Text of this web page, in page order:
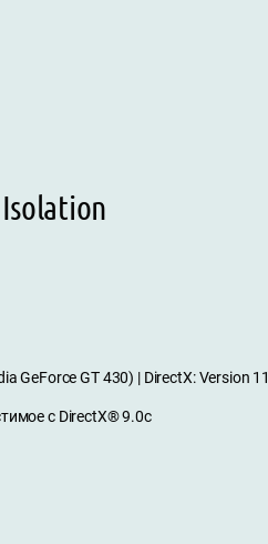
GeForce GT 430) | DirectX: Version 11
с DirectX® 9.0с